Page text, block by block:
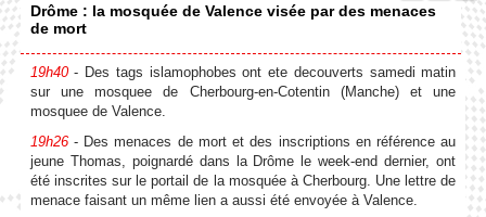
Drôme : la mosquée de Valence visée par des menaces
de mort
19h40- Des tags islamophobes ont ete decouverts samedi matin
sur une mosquee de Cherbourg-en-Cotentin (Manche) et une
mosquee de Valence.
19h26- Des menaces de mort et des inscriptions en référence au
jeune Thomas, poignardé dans la Drôme le week-end dernier, ont
été inscrites sur le portail de la mosquée à Cherbourg. Une lettre de
menace faisant un même lien a aussi été envoyée à Valence.